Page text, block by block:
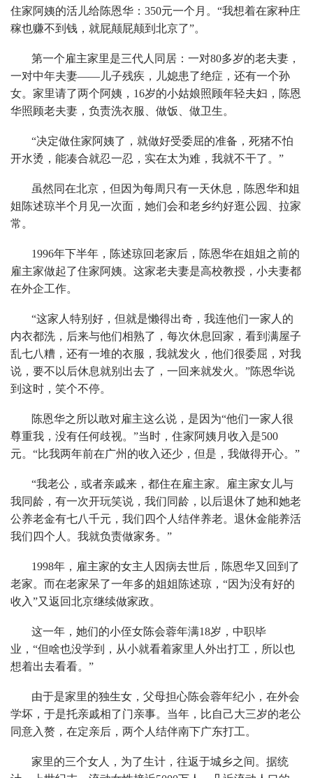
住家阿姨的活儿给陈恩华：350元一个月。“我想着在家种庄
稼也赚不到钱，就屁颠屁颠到北京了”。
第一个雇主家里是三代人同居：一对80多岁的老夫妻，
一对中年夫妻——儿子残疾，儿媳患了绝症，还有一个孙
女。家里请了两个阿姨，16岁的小姑娘照顾年轻夫妇，陈恩
华照顾老夫妻，负责洗衣服、做饭、做卫生。
“决定做住家阿姨了，就做好受委屈的准备，死猪不怕
开水烫，能凑合就忍一忍，实在太为难，我就不干了。”
虽然同在北京，但因为每周只有一天休息，陈恩华和姐
姐陈述琼半个月见一次面，她们会和老乡约好逛公园、拉家
常。
1996年下半年，陈述琼回老家后，陈恩华在姐姐之前的
雇主家做起了住家阿姨。这家老夫妻是高校教授，小夫妻都
在外企工作。
“这家人特别好，但就是懒得出奇，我连他们一家人的
内衣都洗，后来与他们相熟了，每次休息回家，看到满屋子
乱七八糟，还有一堆的衣服，我就发火，他们很委屈，对我
说，要不以后休息就别出去了，一回来就发火。”陈恩华说
到这时，笑个不停。
陈恩华之所以敢对雇主这么说，是因为“他们一家人很
尊重我，没有任何歧视。”当时，住家阿姨月收入是500
元。“比我两年前在广州的收入还少，但是，我做得开心。”
“我老公，或者亲戚来，都住在雇主家。雇主家女儿与
我同龄，有一次开玩笑说，我们同龄，以后退休了她和她老
公养老金有七八千元，我们四个人结伴养老。退休金能养活
我们四个人。我就负责做家务。”
1998年，雇主家的女主人因病去世后，陈恩华又回到了
老家。而在老家呆了一年多的姐姐陈述琼，“因为没有好的
收入”又返回北京继续做家政。
这一年，她们的小侄女陈会蓉年满18岁，中职毕
业，“但啥也没学到，从小就看着家里人外出打工，所以也
想着出去看看。”
由于是家里的独生女，父母担心陈会蓉年纪小，在外会
学坏，于是托亲戚相了门亲事。当年，比自己大三岁的老公
同意入赘，在定亲后，两个人结伴南下广东打工。
家里的三个女人，为了生计，往返于城乡之间。据统